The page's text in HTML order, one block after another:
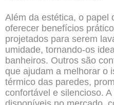
Além da estética, o papel
oferecer benefícios
projetados para serem
umidade, tornando-os
banheiros. Outros são
que ajudam a melhorar o
térmico das paredes,
confortável e silencioso.